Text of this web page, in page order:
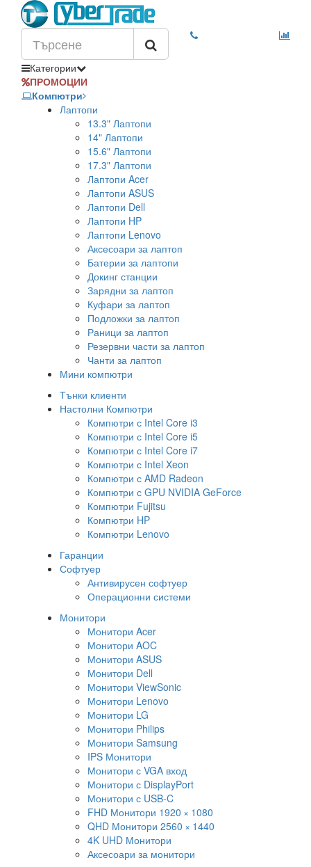
Категории
ПРОМОЦИИ
Компютри
Лаптопи
13.3" Лаптопи
14" Лаптопи
15.6" Лаптопи
17.3" Лаптопи
Лаптопи Acer
Лаптопи ASUS
Лаптопи Dell
Лаптопи HP
Лаптопи Lenovo
Аксесоари за лаптоп
Батерии за лаптопи
Докинг станции
Зарядни за лаптоп
Куфари за лаптоп
Подложки за лаптоп
Раници за лаптоп
Резервни части за лаптоп
Чанти за лаптоп
Мини компютри
Тънки клиенти
Настолни Компютри
Компютри с Intel Core i3
Компютри с Intel Core i5
Компютри с Intel Core i7
Компютри с Intel Xeon
Компютри с AMD Radeon
Компютри с GPU NVIDIA GeForce
Компютри Fujitsu
Компютри HP
Компютри Lenovo
Гаранции
Софтуер
Антивирусен софтуер
Операционни системи
Монитори
Монитори Acer
Монитори AOC
Монитори ASUS
Монитори Dell
Монитори ViewSonic
Монитори Lenovo
Монитори LG
Монитори Philips
Монитори Samsung
IPS Монитори
Монитори с VGA вход
Монитори с DisplayPort
Монитори с USB-C
FHD Монитори 1920 × 1080
QHD Монитори 2560 × 1440
4K UHD Монитори
Аксесоари за монитори